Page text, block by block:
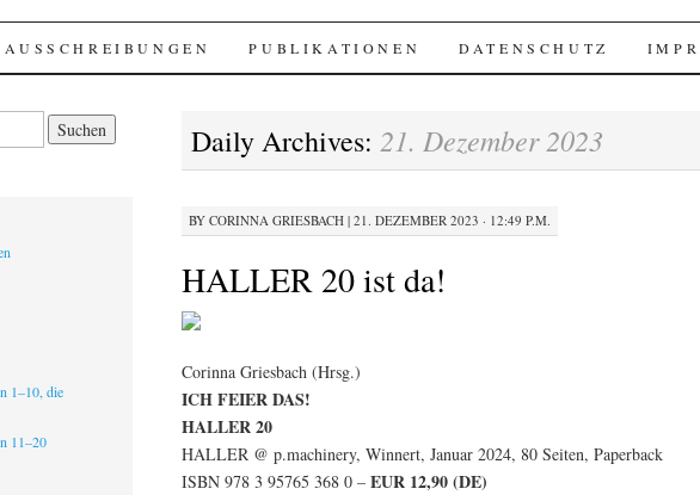
@ p.machinery
AUSSCHREIBUNGEN PUBLIKATIONEN DATENSCHUTZ
Daily Archives: 21. Dezember 2023
BY CORINNA GRIESBACH| 21. DEZEMBER 2023 · 12:49 P.M.
HALLER 20 ist da!
Corinna Griesbach (Hrsg.)
ICH FEIER DAS!
HALLER 20
HALLER @ p.machinery, Winnert, Januar 2024, 80 Seiten, Paperback
ISBN 978 3 95765 368 0 – EUR 12,90 (DE)
1–10, die
11–20